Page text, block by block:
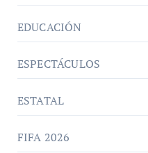
EDUCACIÓN
ESPECTÁCULOS
ESTATAL
FIFA 2026